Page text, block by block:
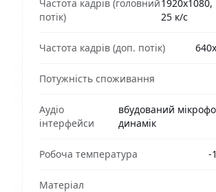
Частота кадрів (головний
потік)
1920х1080,
25 к/с
Частота кадрів (доп. потік)
Потужність споживання
Аудіо
інтерфейси
вбудований
динамік
Робоча температура -
Матеріал